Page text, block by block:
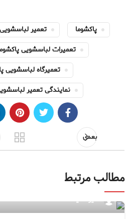
پاکشوما
تعمیر
تعمیرات لباسشویی
تعمیرگاه لباسشویی
نمایندگی تعمیر
بعدی
مطالب مرتبط
مدیر سایت